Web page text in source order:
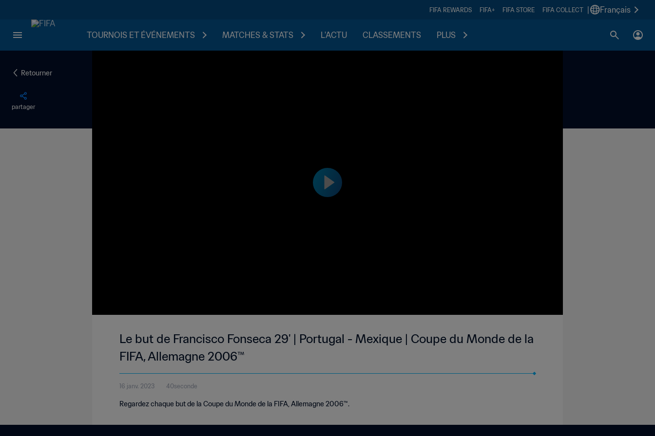
FIFA REWARDS FIFA+ FIFA STORE FIFA COLLECT Français
TOURNOIS ET ÉVÉNEMENTS MATCHES & STATS L'ACTU CLASSEMENTS PLUS
Retourner
partager
Le but de Francisco Fonseca 29' | Portugal - Mexique | Coupe du Monde de la
FIFA, Allemagne 2006™
16 janv. 2023 40seconde
Regardez chaque but de la Coupe du Monde de la FIFA, Allemagne 2006™.